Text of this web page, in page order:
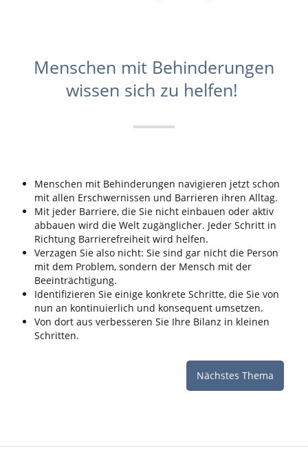
Menschen mit Behinderungen
wissen sich zu helfen!
Menschen mit Behinderungen navigieren jetzt schon
mit allen Erschwernissen und Barrieren ihren Alltag.
Mit jeder Barriere, die Sie nicht einbauen oder aktiv
abbauen wird die Welt zugänglicher. Jeder Schritt in
Richtung Barrierefreiheit wird helfen.
Verzagen Sie also nicht: Sie sind gar nicht die Person
mit dem Problem, sondern der Mensch mit der
Beeinträchtigung.
Identifizieren Sie einige konkrete Schritte, die Sie von
nun an kontinuierlich und konsequent umsetzen.
Von dort aus verbesseren Sie Ihre Bilanz in kleinen
Schritten.
Nächstes Thema